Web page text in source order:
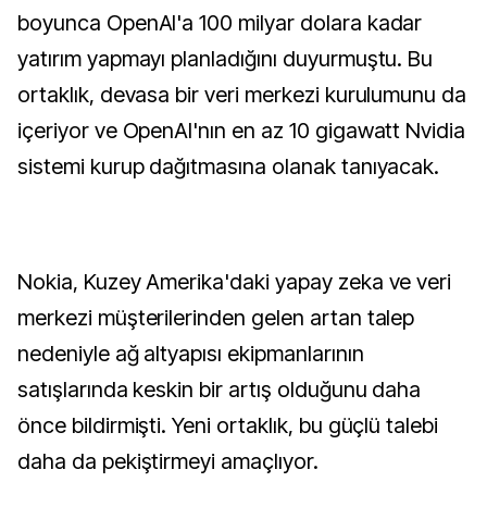
boyunca OpenAI'a 100 milyar dolara kadar
yatırım yapmayı planladığını duyurmuştu. Bu
ortaklık, devasa bir veri merkezi kurulumunu da
içeriyor ve OpenAI'nın en az 10 gigawatt Nvidia
sistemi kurup dağıtmasına olanak tanıyacak.
Nokia, Kuzey Amerika'daki yapay zeka ve veri
merkezi müşterilerinden gelen artan talep
nedeniyle ağ altyapısı ekipmanlarının
satışlarında keskin bir artış olduğunu daha
önce bildirmişti. Yeni ortaklık, bu güçlü talebi
daha da pekiştirmeyi amaçlıyor.